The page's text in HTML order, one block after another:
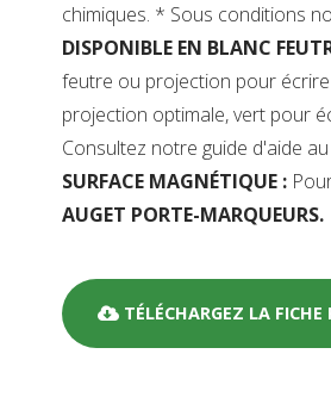
chimiques. * Sous conditions
DISPONIBLE EN BLANC
feutre ou projection pour
projection optimale, vert pour
Consultez notre guide d'aide
SURFACE MAGNÉTIQUE :
AUGET PORTE-MARQUEURS.
TÉLÉCHARGEZ LA FICHE